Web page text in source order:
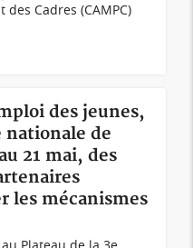
Cadres (CAMPC)
des jeunes,
nationale de
21 mai, des
les mécanismes